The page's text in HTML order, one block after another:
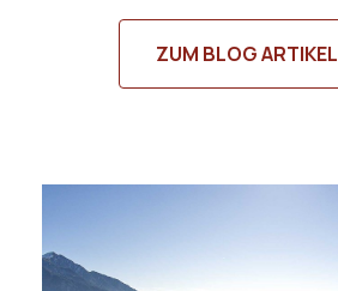
ZUM BLOG ARTIKEL